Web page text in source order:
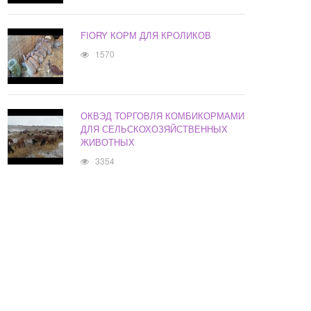
FIORY КОРМ ДЛЯ КРОЛИКОВ
1570
ОКВЭД ТОРГОВЛЯ КОМБИКОРМАМИ
ДЛЯ СЕЛЬСКОХОЗЯЙСТВЕННЫХ
ЖИВОТНЫХ
3354